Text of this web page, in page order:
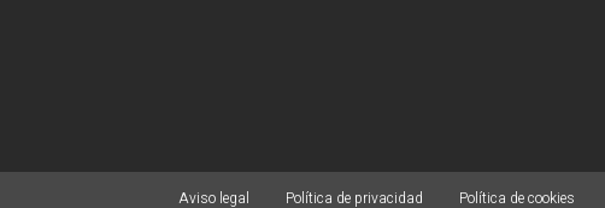
Aviso legal Política de privacidad Política de cookies